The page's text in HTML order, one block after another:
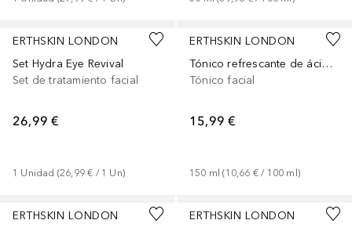
ERTHSKIN LONDON
Set Hydra Eye Revival
Set de tratamiento facial
26,99 €
1 Unidad (26,99 € / 1 Un)
ERTHSKIN LONDON
Tónico refrescante de ácido hialurónico
Tónico facial
15,99 €
150 ml (10,66 € / 100 ml )
ERTHSKIN LONDON
ERTHSKIN LONDON